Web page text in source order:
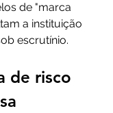
de "marca
a instituição
escrutínio.
de risco